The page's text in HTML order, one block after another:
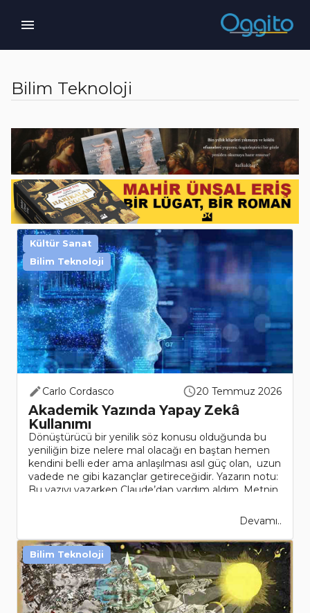
Bilim Teknoloji
Carlo Cordasco 20 Temmuz 2026
Akademik Yazında Yapay Zekâ
Kullanımı
Dönüştürücü bir yenilik söz konusu olduğunda bu
yeniliğin bize nelere mal olacağı en baştan hemen
kendini belli eder ama anlaşılması asıl güç olan, uzun
vadede ne gibi kazançlar getireceğidir. Yazarın notu:
Bu yazıyı yazarken Claude’dan yardım aldım. Metnin
Devamı..
Kültür Sanat
Bilim Teknoloji
Bilim Teknoloji